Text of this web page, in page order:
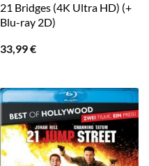
21 Bridges (4K Ultra HD) (+
Blu-ray 2D)
33,99€